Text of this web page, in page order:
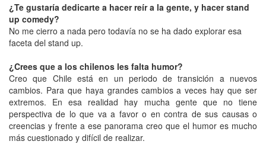
¿Te gustaría dedicarte a hacer reír a la gente, y hacer stand
up comedy?
No me cierro a nada pero todavía no se ha dado explorar esa
faceta del stand up.
¿Crees que a los chilenos les falta humor?
Creo que Chile está en un periodo de transición a nuevos
cambios. Para que haya grandes cambios a veces hay que ser
extremos. En esa realidad hay mucha gente que no tiene
perspectiva de lo que va a favor o en contra de sus causas o
creencias y frente a ese panorama creo que el humor es mucho
más cuestionado y difícil de realizar.